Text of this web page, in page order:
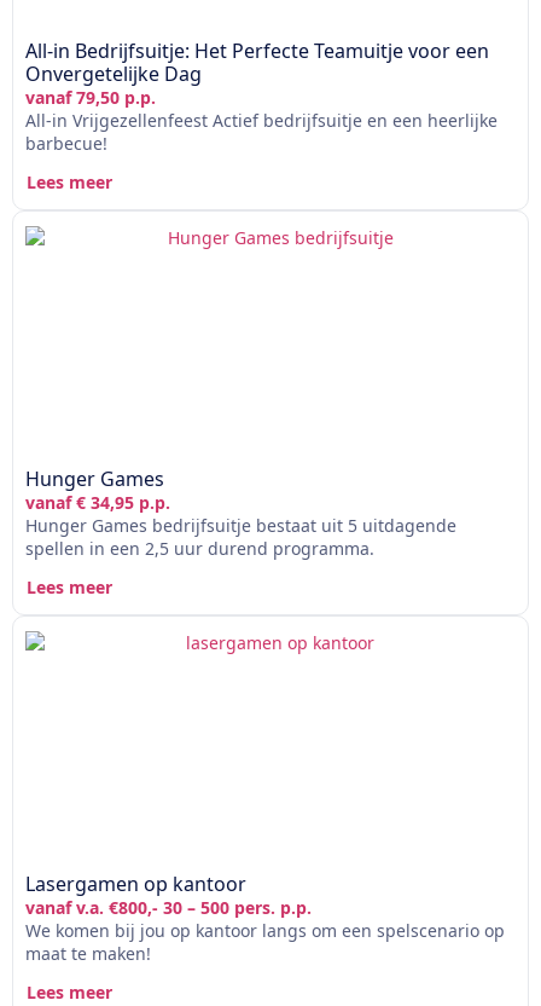
All-in Bedrijfsuitje: Het Perfecte Teamuitje voor een
Onvergetelijke Dag
vanaf 79,50 p.p.
All-in Vrijgezellenfeest Actief bedrijfsuitje en een heerlijke
barbecue!
Lees meer
Hunger Games
vanaf € 34,95 p.p.
Hunger Games bedrijfsuitje bestaat uit 5 uitdagende
spellen in een 2,5 uur durend programma.
Lees meer
Lasergamen op kantoor
vanaf v.a. €800,- 30 – 500 pers. p.p.
We komen bij jou op kantoor langs om een spelscenario op
maat te maken!
Lees meer